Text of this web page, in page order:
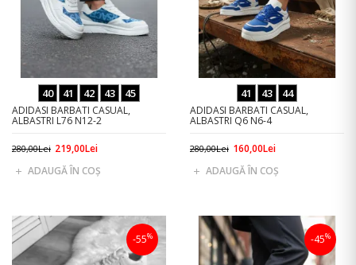
40 41 42 43 45
ADIDASI BARBATI CASUAL,
ALBASTRI L76 N12-2
280,00Lei 219,00Lei
ADAUGĂ ÎN COŞ
41 43 44
ADIDASI BARBATI CASUAL,
ALBASTRI Q6 N6-4
280,00Lei 160,00Lei
ADAUGĂ ÎN COŞ
-55% -45%